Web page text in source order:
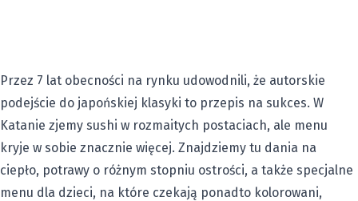
Przez 7 lat obecności na rynku udowodnili, że autorskie
podejście do japońskiej klasyki to przepis na sukces. W
Katanie zjemy sushi w rozmaitych postaciach, ale menu
kryje w sobie znacznie więcej. Znajdziemy tu dania na
ciepło, potrawy o różnym stopniu ostrości, a także specjalne
menu dla dzieci, na które czekają ponadto kolorowani,